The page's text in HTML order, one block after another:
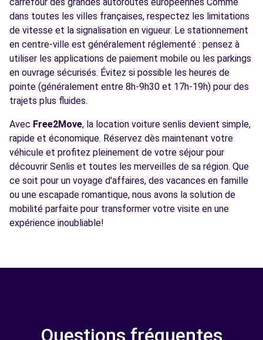
dans toutes les villes françaises, respectez les limitations
de vitesse et la signalisation en vigueur. Le stationnement
en centre-ville est généralement réglementé : pensez à
utiliser les applications de paiement mobile ou les parkings
en ouvrage sécurisés. Évitez si possible les heures de
pointe (généralement entre 8h-9h30 et 17h-19h) pour des
trajets plus fluides.
Avec Free2Move, la location voiture senlis devient simple,
rapide et économique. Réservez dès maintenant votre
véhicule et profitez pleinement de votre séjour pour
découvrir Senlis et toutes les merveilles de sa région. Que
ce soit pour un voyage d'affaires, des vacances en famille
ou une escapade romantique, nous avons la solution de
mobilité parfaite pour transformer votre visite en une
expérience inoubliable!
Questions fréquentes